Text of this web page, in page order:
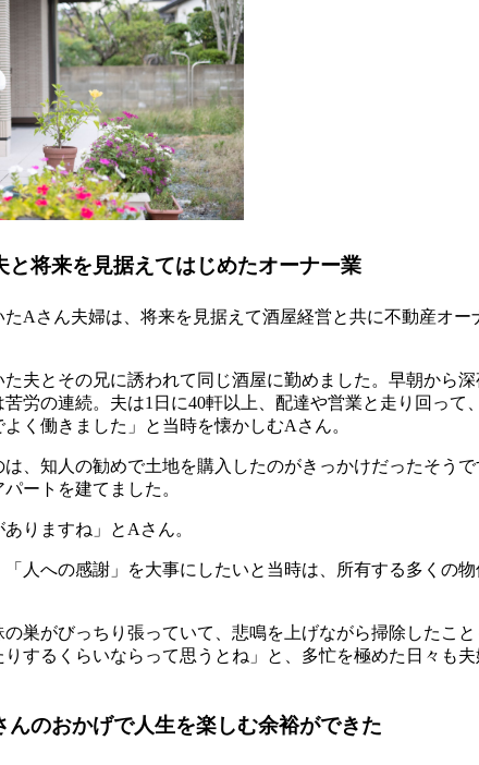
と将来を見据えてはじめたオーナー業
Aさん夫婦は、将来を見据えて酒屋経営と共に不動産オー
夫とその兄に誘われて同じ酒屋に勤めました。早朝から
労の連続。夫は1日に40軒以上、配達や営業と走り回って
く働きました」と当時を懐かしむAさん。
、知人の勧めで土地を購入したのがきっかけだったそうで
ートを建てました。
りますね」とAさん。
人への感謝」を大事にしたいと当時は、所有する多くの
巣がびっちり張っていて、悲鳴を上げながら掃除したこ
するくらいならって思うとね」と、多忙を極めた日々も
のおかげで人生を楽しむ余裕ができた